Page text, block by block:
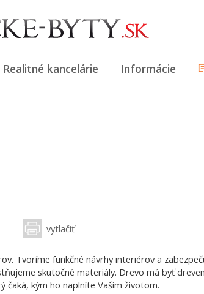
Realitné kancelárie Informácie
vytlačiť
Tvoríme funkčné návrhy interiérov a
skutočné materiály. Drevo má byť
čaká, kým ho naplníte Vašim životom.